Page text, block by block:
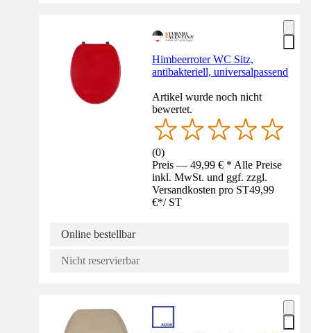
Himbeerroter WC Sitz,
antibakteriell, universalpassend
Artikel wurde noch nicht
bewertet.
(0)
Preis — 49,99 € * Alle Preise
inkl. MwSt. und ggf. zzgl.
Versandkosten pro ST49,99
€*/ ST
Online bestellbar
Nicht reservierbar